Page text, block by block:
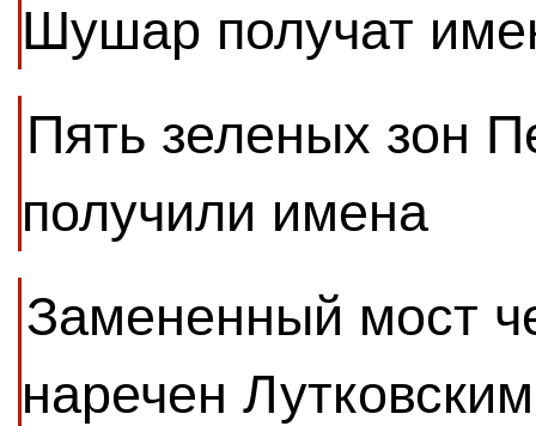
Шушар получат
Пять зеленых зон
получили имена
Замененный мост
наречен Лутковским